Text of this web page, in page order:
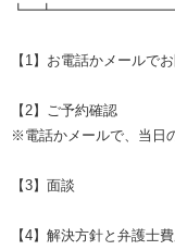
【1】お電話かメールで
【2】ご予約確認
※電話かメールで、当日
【3】面談
【4】解決方針と弁護士